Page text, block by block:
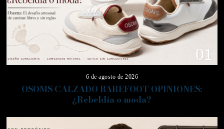
01
6 de agosto de 2026
OSOMS CALZADO BAREFOOT OPINIONES:
¿Rebeldía o moda?